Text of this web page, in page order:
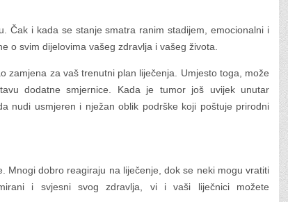
Čak i kada se stanje smatra ranim stadijem, emocionalni i
o svim dijelovima vašeg zdravlja i vašeg života.
zamjena za vaš trenutni plan liječenja. Umjesto toga, može
dodatne smjernice. Kada je tumor još uvijek unutar
nudi usmjeren i nježan oblik podrške koji poštuje prirodni
Mnogi dobro reagiraju na liječenje, dok se neki mogu vratiti
i svjesni svog zdravlja, vi i vaši liječnici možete